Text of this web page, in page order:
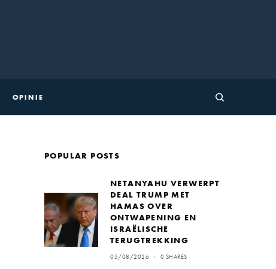
OPINIE
POPULAR POSTS
NETANYAHU VERWERPT
DEAL TRUMP MET
HAMAS OVER
ONTWAPENING EN
ISRAËLISCHE
TERUGTREKKING
05/08/2026 0 SHARES